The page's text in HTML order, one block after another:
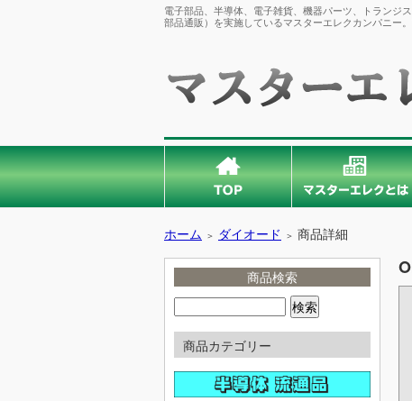
電子部品、半導体、電子雑貨、機器パーツ、トランジ
部品通販）を実施しているマスターエレクカンパニー
ホーム ＞ ダイオード ＞ 商品詳細
商品検索
商品カテゴリー